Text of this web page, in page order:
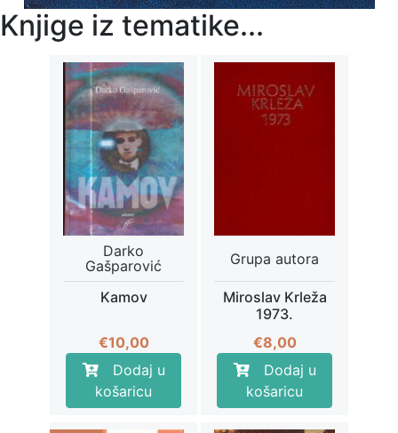
Knjige iz tematike...
Darko
Gašparović
Kamov
€10,00
Dodaj u
košaricu
Grupa autora
Miroslav Krleža
1973.
€8,00
Dodaj u
košaricu